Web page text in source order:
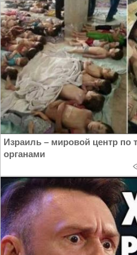
Израиль – мировой центр по
органами